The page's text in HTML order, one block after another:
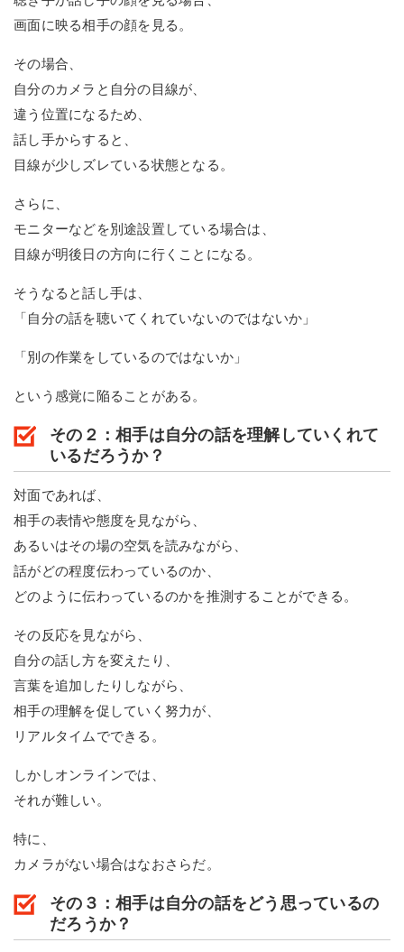
画面に映る相手の顔を見る。
その場合、
自分のカメラと自分の目線が、
違う位置になるため、
話し手からすると、
目線が少しズレている状態となる。
さらに、
モニターなどを別途設置している場合は、
目線が明後日の方向に行くことになる。
そうなると話し手は、
「自分の話を聴いてくれていないのではないか」
「別の作業をしているのではないか」
という感覚に陥ることがある。
その２：相手は自分の話を理解していくれて
いるだろうか？
対面であれば、
相手の表情や態度を見ながら、
あるいはその場の空気を読みながら、
話がどの程度伝わっているのか、
どのように伝わっているのかを推測することができる。
その反応を見ながら、
自分の話し方を変えたり、
言葉を追加したりしながら、
相手の理解を促していく努力が、
リアルタイムでできる。
しかしオンラインでは、
それが難しい。
特に、
カメラがない場合はなおさらだ。
その３：相手は自分の話をどう思っているの
だろうか？